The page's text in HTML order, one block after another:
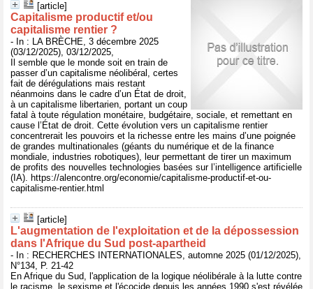
[article]
Capitalisme productif et/ou
capitalisme rentier ?
- In : LA BRÈCHE, 3 décembre 2025
(03/12/2025), 03/12/2025,
Il semble que le monde soit en train de
passer d’un capitalisme néolibéral, certes
fait de dérégulations mais restant
néanmoins dans le cadre d’un État de droit,
à un capitalisme libertarien, portant un coup
fatal à toute régulation monétaire, budgétaire, sociale, et remettant en
cause l’État de droit. Cette évolution vers un capitalisme rentier
concentrerait les pouvoirs et la richesse entre les mains d’une poignée
de grandes multinationales (géants du numérique et de la finance
mondiale, industries robotiques), leur permettant de tirer un maximum
de profits des nouvelles technologies basées sur l’intelligence artificielle
(IA). https://alencontre.org/economie/capitalisme-productif-et-ou-
capitalisme-rentier.html
[article]
L'augmentation de l'exploitation et de la dépossession
dans l'Afrique du Sud post-apartheid
- In : RECHERCHES INTERNATIONALES, automne 2025 (01/12/2025),
N°134, P. 21-42
En Afrique du Sud, l'application de la logique néolibérale à la lutte contre
le racisme, le sexisme et l'écocide depuis les années 1990 s'est révélée